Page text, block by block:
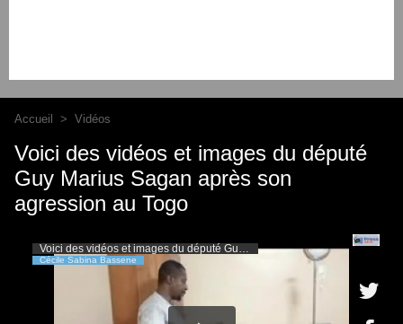
Accueil > Vidéos
Voici des vidéos et images du député
Guy Marius Sagan après son
agression au Togo